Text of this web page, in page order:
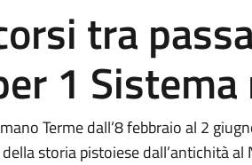
tra
1 Sistema
Terme dall’8 febbraio al 2
storia pistoiese dall’antichità al